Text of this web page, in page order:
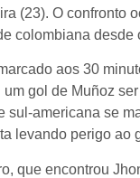
(23). O confronto
colombiana desde
aos 30
gol de Muñoz
americana se
levando perigo
que encontrou